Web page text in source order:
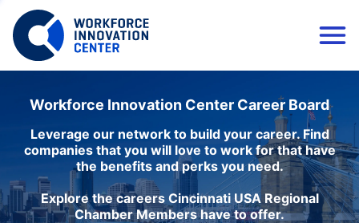
Workforce Innovation Center Career Board
Leverage our network to build your career. Find
companies that you will love to work for that have
the benefits and perks you need.
Explore the careers Cincinnati USA Regional
Chamber Members have to offer.